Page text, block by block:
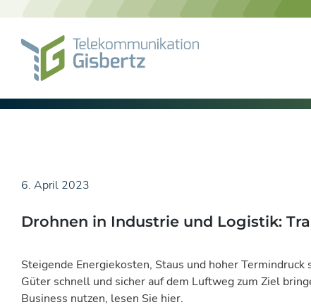
Skip
6. April 2023
Drohnen in Industrie und Logistik:
Steigende Energiekosten, Staus und hoher
Güter schnell und sicher auf dem Luftweg zum Ziel
Business nutzen, lesen Sie hier.